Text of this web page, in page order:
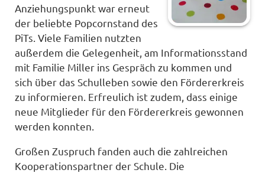
Anziehungspunkt war erneut
der beliebte Popcornstand des
PiTs. Viele Familien nutzten
außerdem die Gelegenheit, am Informationsstand
mit Familie Miller ins Gespräch zu kommen und
sich über das Schulleben sowie den Fördererkreis
zu informieren. Erfreulich ist zudem, dass einige
neue Mitglieder für den Fördererkreis gewonnen
werden konnten.
Großen Zuspruch fanden auch die zahlreichen
Kooperationspartner der Schule. Die